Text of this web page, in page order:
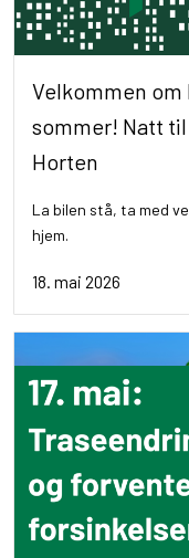
Velkommen om
sommer! Natt
Horten
La bilen stå, ta med
hjem.
18. mai 2026